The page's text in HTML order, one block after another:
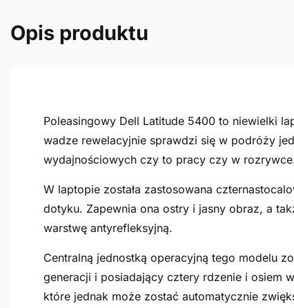
Opis produktu
Poleasingowy Dell Latitude 5400 to niewielki
wadze rewelacyjnie sprawdzi się w podróży
wydajnościowych czy to pracy czy w
W laptopie została zastosowana
dotyku. Zapewnia ona ostry i jasny obraz, a
warstwę antyrefleksyjną.
Centralną jednostką operacyjną tego modelu
generacji i posiadający cztery rdzenie i osiem
które jednak może zostać automatycznie